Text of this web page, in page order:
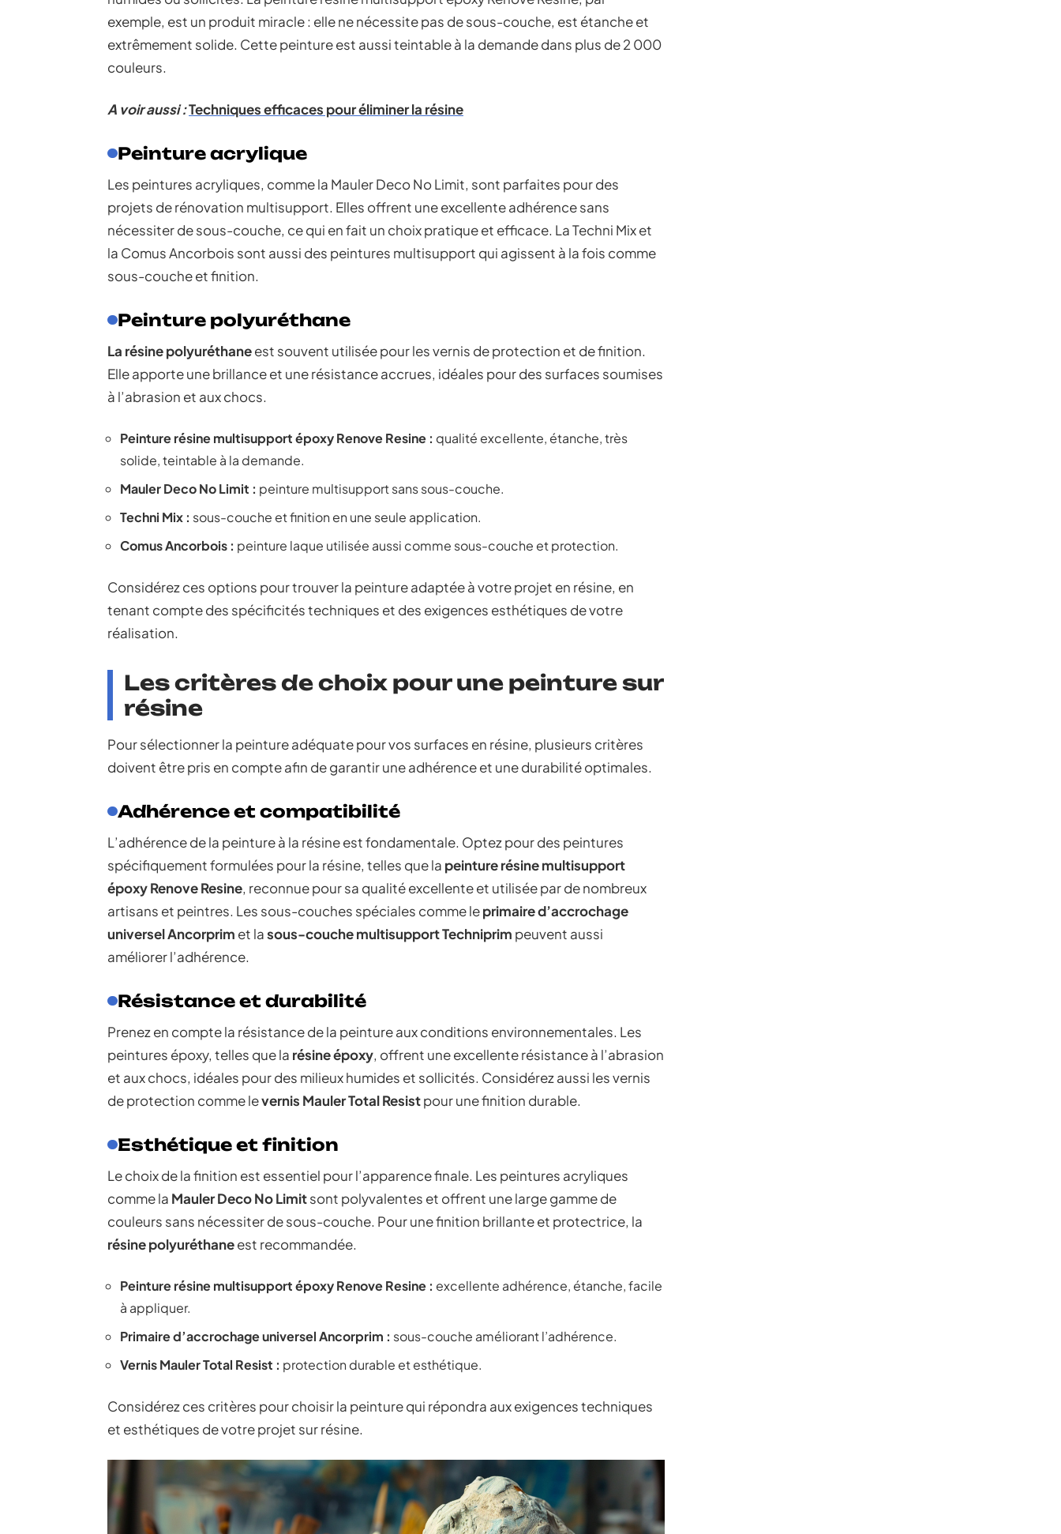
exemple, est un produit miracle : elle ne nécessite pas de sous-couche, est étanche et
extrêmement solide. Cette peinture est aussi teintable à la demande dans plus de 2 000
couleurs.
A voir aussi :Techniques efficaces pour éliminer la résine
Peinture acrylique
Les peintures acryliques, comme la Mauler Deco No Limit, sont parfaites pour des
projets de rénovation multisupport. Elles offrent une excellente adhérence sans
nécessiter de sous-couche, ce qui en fait un choix pratique et efficace. La Techni Mix et
la Comus Ancorbois sont aussi des peintures multisupport qui agissent à la fois comme
sous-couche et finition.
Peinture polyuréthane
La résine polyuréthaneest souvent utilisée pour les vernis de protection et de finition.
Elle apporte une brillance et une résistance accrues, idéales pour des surfaces soumises
à l’abrasion et aux chocs.
Peinture résine multisupport époxy Renove Resine : qualité excellente, étanche, très
solide, teintable à la demande.
Mauler Deco No Limit : peinture multisupport sans sous-couche.
Techni Mix : sous-couche et finition en une seule application.
Comus Ancorbois : peinture laque utilisée aussi comme sous-couche et protection.
Considérez ces options pour trouver la peinture adaptée à votre projet en résine, en
tenant compte des spécificités techniques et des exigences esthétiques de votre
réalisation.
Les critères de choix pour une peinture sur
résine
Pour sélectionner la peinture adéquate pour vos surfaces en résine, plusieurs critères
doivent être pris en compte afin de garantir une adhérence et une durabilité optimales.
Adhérence et compatibilité
L’adhérence de la peinture à la résine est fondamentale. Optez pour des peintures
spécifiquement formulées pour la résine, telles que la peinture résine multisupport
époxy Renove Resine, reconnue pour sa qualité excellente et utilisée par de nombreux
artisans et peintres. Les sous-couches spéciales comme leprimaire d’accrochage
universel Ancorprim et lasous-couche multisupport Techniprim peuvent aussi
améliorer l’adhérence.
Résistance et durabilité
Prenez en compte la résistance de la peinture aux conditions environnementales. Les
peintures époxy, telles que la résine époxy, offrent une excellente résistance à l’abrasion
et aux chocs, idéales pour des milieux humides et sollicités. Considérez aussi les vernis
de protection comme levernis Mauler Total Resistpour une finition durable.
Esthétique et finition
Le choix de la finition est essentiel pour l’apparence finale. Les peintures acryliques
comme la Mauler Deco No Limitsont polyvalentes et offrent une large gamme de
couleurs sans nécessiter de sous-couche. Pour une finition brillante et protectrice, la
résine polyuréthaneest recommandée.
Peinture résine multisupport époxy Renove Resine : excellente adhérence, étanche, facile
à appliquer.
Primaire d’accrochage universel Ancorprim : sous-couche améliorant l’adhérence.
Vernis Mauler Total Resist : protection durable et esthétique.
Considérez ces critères pour choisir la peinture qui répondra aux exigences techniques
et esthétiques de votre projet sur résine.